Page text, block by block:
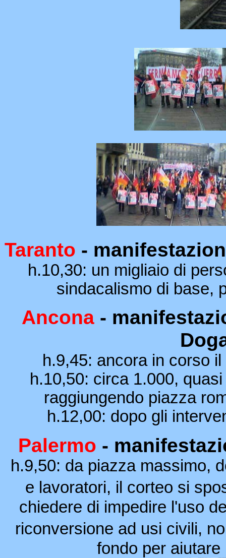
Taranto -
h.10,30: un migliaio di
sindacalismo di base,
Ancona-
h.9,45: ancora in corso
h.10,50: circa 1.000,
raggiungendo piazza
h.12,00: dopo gli
Palermo -
h.9,50: da piazza massimo,
e lavoratori, il corteo si
chiedere di impedire l'uso
riconversione ad usi civili,
fondo per